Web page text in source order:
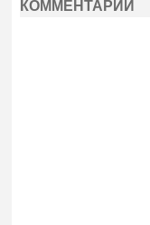
КОММЕНТАРИИ